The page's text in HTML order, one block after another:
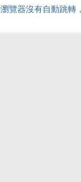
覽器沒有自動跳轉